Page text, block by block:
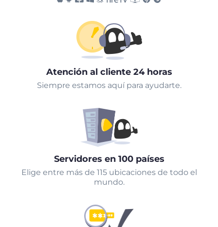
Atención al cliente 24 horas
Siempre estamos aquí para ayudarte.
Servidores en 100 países
Elige entre más de 115 ubicaciones de todo el
mundo.